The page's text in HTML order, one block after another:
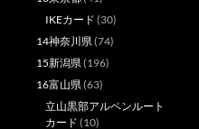
IKEカード (30)
14神奈川県(74)
15新潟県(196)
16富山県(63)
立山黒部アルペンルート
カード (10)